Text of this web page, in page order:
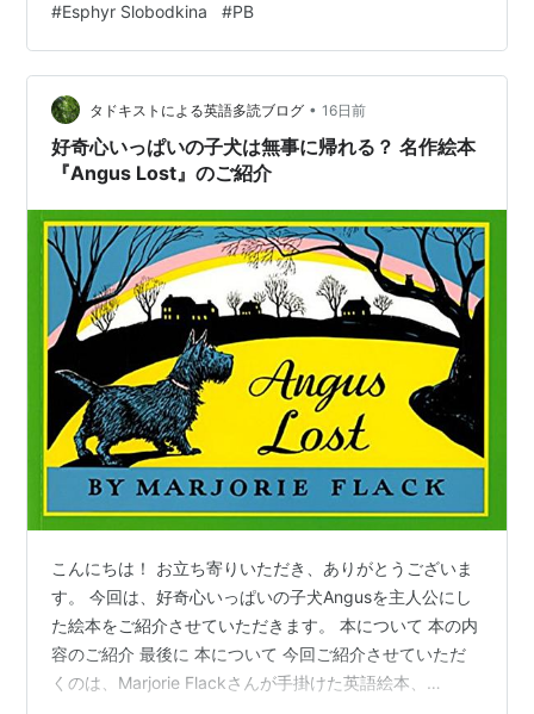
『Circus Caps for Sale』です。 YL 1.2～1.6程度 語数は
1,396語の本です。 Circus Caps for Sale (Caps for sale
series Book 2) (English Edition) 作者:Slobodkina, E…
#Esphyr Slobodkina #PB
タドキストによる英語多読ブログ • 16日前
好奇心いっぱいの子犬は無事に帰れる？ 名作絵本
『Angus Lost』のご紹介
こんにちは！ お立ち寄りいただき、ありがとうございま
す。 今回は、好奇心いっぱいの子犬Angusを主人公にし
た絵本をご紹介させていただきます。 本について 本の内
容のご紹介 最後に 本について 今回ご紹介させていただ
くのは、Marjorie Flackさんが手掛けた英語絵本、